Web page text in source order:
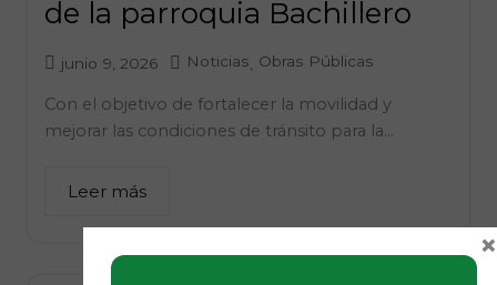
de la parroquia Bachillero
junio 9, 2026 Noticias Obras Públicas
Con el objetivo de fortalecer la movilidad y
mejorar las condiciones de tránsito para la...
Leer más
×